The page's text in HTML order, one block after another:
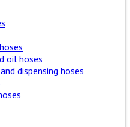
oil hoses
dispensing hoses